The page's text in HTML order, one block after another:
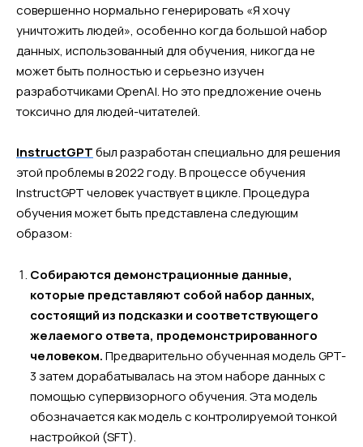
совершенно нормально генерировать «Я хочу
уничтожить людей», особенно когда большой набор
данных, использованный для обучения, никогда не
может быть полностью и серьезно изучен
разработчиками OpenAI. Но это предложение очень
токсично для людей-читателей.
InstructGPTбыл разработан специально для решения
этой проблемы в 2022 году. В процессе обучения
InstructGPT человек участвует в цикле. Процедура
обучения может быть представлена следующим
образом:
Собираются демонстрационные данные,
которые представляют собой набор данных,
состоящий из подсказки и соответствующего
желаемого ответа, продемонстрированного
человеком.Предварительно обученная модель GPT-
3 затем дорабатывалась на этом наборе данных с
помощью супервизорного обучения. Эта модель
обозначается как модель с контролируемой тонкой
настройкой (SFT).